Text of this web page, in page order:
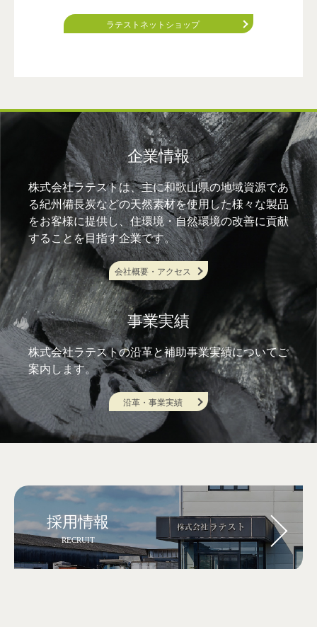
ラテストネットショップ
企業情報
株式会社ラテストは、主に和歌山県の地域資源であ
る紀州備長炭などの天然素材を使用した様々な製品
をお客様に提供し、住環境・自然環境の改善に貢献
することを目指す企業です。
会社概要・アクセス
事業実績
株式会社ラテストの沿⾰と補助事業実績についてご
案内します。
沿革・事業実績
採用情報
RECRUIT